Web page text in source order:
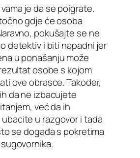
je da se poigrate.
gdje će osoba
pokušajte se ne
detektiv i biti napadni jer
u ponašanju može
osobe s kojom
ove obrasce. Također,
da ne izbacujete
već da ih
u razgovor i tada
se događa s pokretima